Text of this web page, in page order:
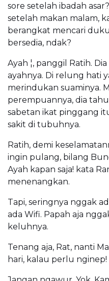
sore setelah ibadah
setelah makan malam,
berangkat mencari
bersedia, ndak?
Ayah ¦, panggil Ratih.
ayahnya. Di relung hati
merindukan suaminya.
perempuannya, dia
sabetan ikat pinggang
sakit di tubuhnya.
Ratih, demi
ingin pulang, bilang
Ayah kapan saja! kata
menenangkan.
Tapi, seringnya nggak
ada Wifi. Papah aja
keluhnya.
Tenang aja, Rat, nanti
hari, kalau perlu nginep!